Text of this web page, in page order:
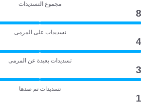
مجموع التسديدات
8
تسديدات على المرمى
4
تسديدات بعيدة عن المرمى
3
تسديدات تم صدها
1